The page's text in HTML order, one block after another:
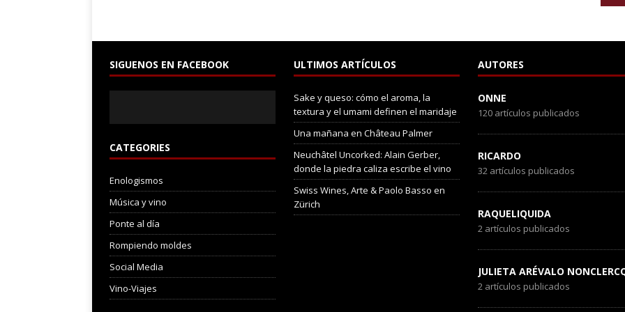
SIGUENOS EN FACEBOOK
CATEGORIES
Enologismos
Música y vino
Ponte al día
Rompiendo moldes
Social Media
Vino-Viajes
ULTIMOS ARTÍCULOS
Sake y queso: cómo el aroma, la
textura y el umami definen el maridaje
Una mañana en Château Palmer
Neuchâtel Uncorked: Alain Gerber,
donde la piedra caliza escribe el vino
Swiss Wines, Arte & Paolo Basso en
Zürich
AUTORES
ONNE
120 artículos publicados
RICARDO
32 artículos publicados
RAQUELIQUIDA
2 artículos publicados
JULIETA ARÉVALO
2 artículos publicados